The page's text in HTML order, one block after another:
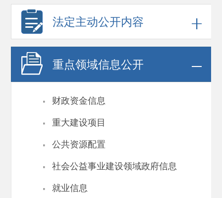
法定主动公开内容
重点领域信息公开
· 财政资金信息
· 重大建设项目
· 公共资源配置
· 社会公益事业建设领域政府信息
· 就业信息